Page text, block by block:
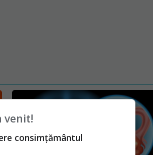
venit!
consimțământul